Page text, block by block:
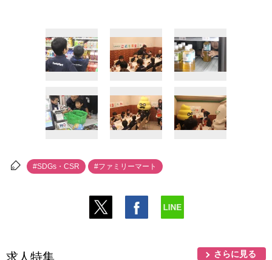
#SDGs・CSR #ファミリーマート
求人特集 さらに見る